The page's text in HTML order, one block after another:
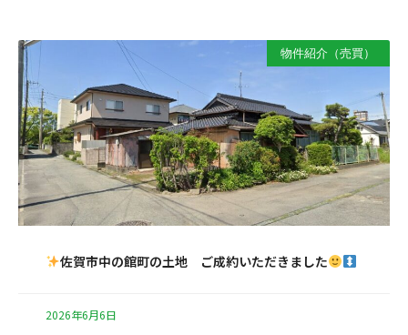
物件紹介（売買）
佐賀市中の館町の土地 ご成約いただきました
2026年6月6日